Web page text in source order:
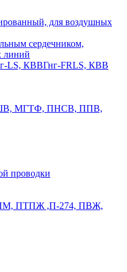
для воздушных
сердечником,
линий
LS, КВВГнг-FRLS, КВВ
МГТФ, ПНСВ, ППВ,
проводки
ПТПЖ ,П-274, ПВЖ,